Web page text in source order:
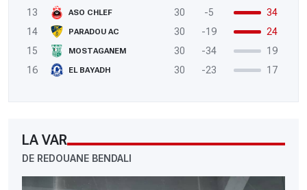
13
ASO CHLEF 30 -5
34
14
PARADOU AC 30 -19
24
15
MOSTAGANEM 30 -34
19
16
EL BAYADH 30 -23 17
LA VAR
DE REDOUANE BENDALI